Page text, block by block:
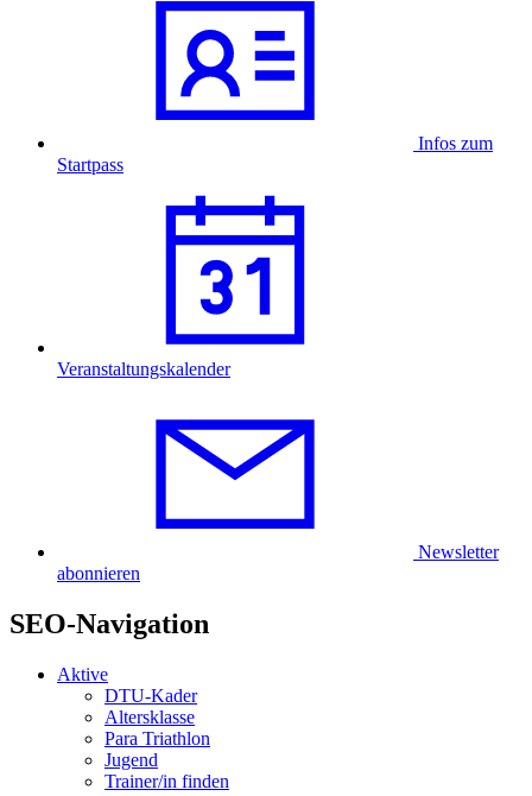
Infos zum
Startpass
Veranstaltungskalender
Newsletter
abonnieren
SEO-Navigation
Aktive
DTU-Kader
Altersklasse
Para Triathlon
Jugend
Trainer/in finden